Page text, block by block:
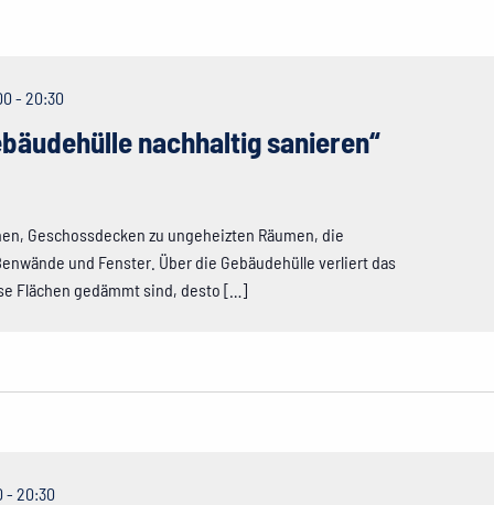
nachhaltig sanieren“
- 20:30
Geschossdecken zu ungeheizten Räumen, die
und Fenster. Über die Gebäudehülle verliert das
Flächen gedämmt sind, desto […]
- 20:30